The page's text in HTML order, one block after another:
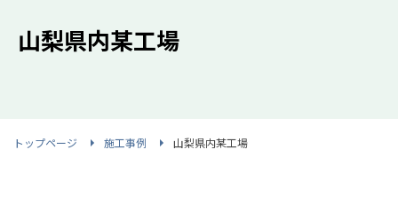
山梨県内某工場
トップページ 施工事例 山梨県内某工場